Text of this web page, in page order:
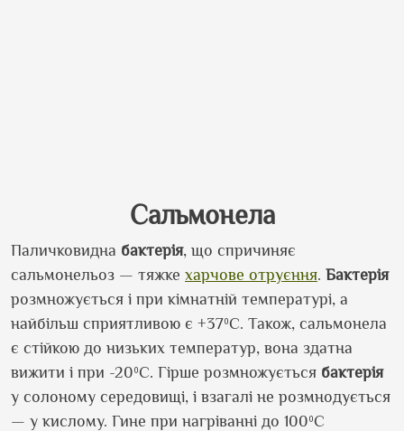
Сальмонела
Паличковидна бактерія, що спричиняє
сальмонельоз — тяжке харчове отруєння. Бактерія
розмножується і при кімнатній температурі, а
найбільш сприятливою є +37ºС. Також, сальмонела
є стійкою до низьких температур, вона здатна
вижити і при -20ºС. Гірше розмножується бактерія
у солоному середовищі, і взагалі не розмнодується
— у кислому. Гине при нагріванні до 100ºС